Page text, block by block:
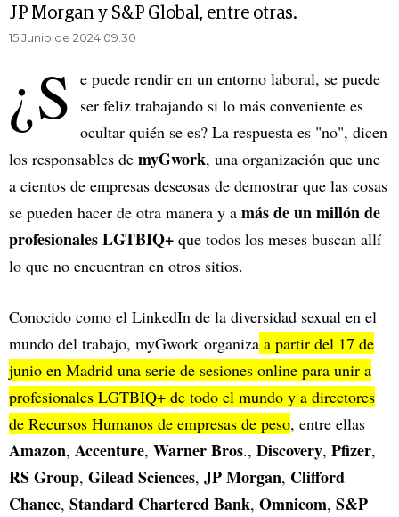
JP Morgan y S&P Global, entre otras.
15 Junio de 2024 09.30
¿S e puede rendir en un entorno laboral, se puede
ser feliz trabajando si lo más conveniente es
ocultar quién se es? La respuesta es "no", dicen
los responsables de myGwork, una organización que une
a cientos de empresas deseosas de demostrar que las cosas
se pueden hacer de otra manera y a más de un millón de
profesionales LGTBIQ+ que todos los meses buscan allí
lo que no encuentran en otros sitios.
Conocido como el LinkedIn de la diversidad sexual en el
mundo del trabajo, myGwork organiza a partir del 17 de
junio en Madrid una serie de sesiones online para unir a
profesionales LGTBIQ+ de todo el mundo y a directores
de Recursos Humanos de empresas de peso, entre ellas
Amazon, Accenture, Warner Bros., Discovery, Pfizer,
RS Group, Gilead Sciences, JP Morgan, Clifford
Chance, Standard Chartered Bank, Omnicom, S&P